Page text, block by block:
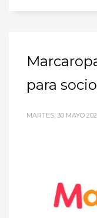
para
MARTES, 30 MAYO